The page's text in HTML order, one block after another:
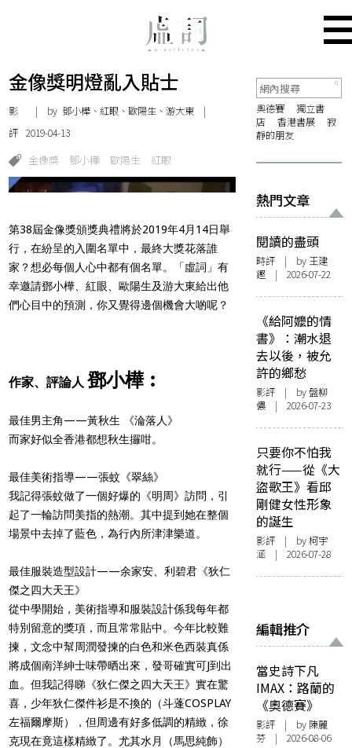
金像獎明燈亂入貼士
影
評
| by 鄧小樺、紅眼、歐陽生、游大東 |
2019-04-13
金像獎 鄧小樺 歐陽生 紅眼
第38屆金像獎頒獎典禮將於2019年4月14日舉
行，在紛呈的入圍名單中，最終大獎花落誰
家？想必每個人心中都有個名單。「虛詞」有
幸邀請鄧小樺、紅眼、歐陽生及游大東給出他
們心目中的預測，你又覺得邊個機會大啲呢？
作家、評論人鄧小樺︰
最佳男主角——黃秋生 《淪落人》
而家好似全香港都想秋生攞咁。
最佳美術指導——張蚊《翠絲》
我記得張蚊做了一個好爆的《明周》訪問，引
起了一輪訪問美指的熱潮。其中提到她在整個
場景中去掉了藍色，為行內所津津樂道。
最佳服裝造型設計——余家安、利碧君《狄仁
傑之四大天王》
從中學開始，美術指導和服裝設計係我每年都
特別留意的獎項，而且常常貼中。今年比較難
揀，文念中幫周潤發揀的白色和米色西裝真係
將成個南洋紳士味帶晒出來，發哥確實可J到出
血。但我記得睇《狄仁傑之四大天王》實在驚
喜，少年狄仁傑件衫是不換的（斗蓬COSPLAY
左福爾摩斯），但周邊有好多低調的精緻，徐
克現在竟這樣精緻了。尤其水月（馬思純飾）
奧德賽
獨立書
店
香港書展
寂
靜的朋友
熱門文章
閱讀的盡頭
時評 | by 王建
鏗 | 2026-07-22
《給阿嬤的情
書》：潮水退
去以後，被允
許的鄉愁
影評 | by 盤柳
儂 | 2026-07-23
只要你不怕我
就行——從《大
盜歌王》看邱
剛健女性形象
的誕生
影評 | by 柯宇
涵 | 2026-07-28
編輯推介
當史詩下凡
IMAX：路蘭的
《奧德賽》
影評 | by 陳麗
芬 | 2026-08-06